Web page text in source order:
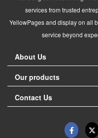
services from trusted
YellowPages and display on all
service beyond
About Us
Our products
Contact Us